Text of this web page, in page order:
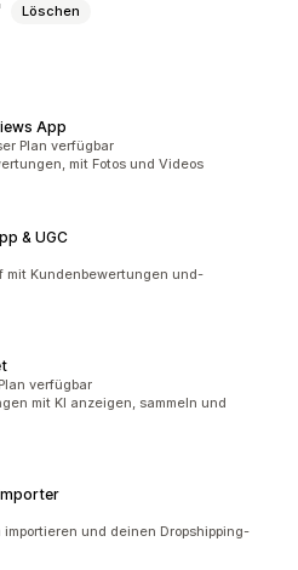
Löschen
App
Plan verfügbar
mit Fotos und Videos
& UGC
mit Kundenbewertungen und-
verfügbar
mit KI anzeigen, sammeln und
und deinen Dropshipping-